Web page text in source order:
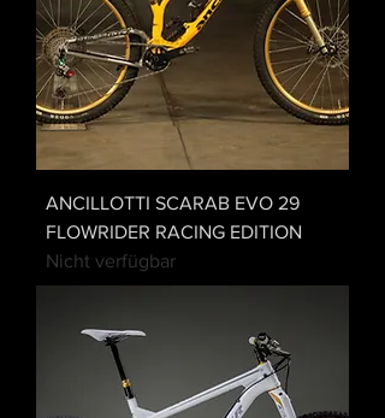
ANCILLOTTI SCARAB EVO 29
FLOWRIDER RACING EDITION
Nicht verfügbar